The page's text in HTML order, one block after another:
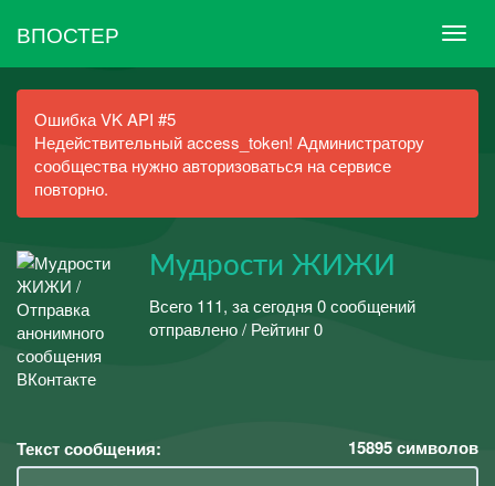
ВПОСТЕР
Ошибка VK API #5
Недействительный access_token! Администратору
сообщества нужно авторизоваться на сервисе
повторно.
Мудрости ЖИЖИ
Всего 111, за сегодня 0 сообщений
отправлено / Рейтинг 0
Текст сообщения: 15895символов